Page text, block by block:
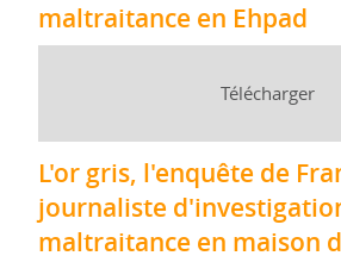
maltraitance en Ehpad
Télécharger
L'or gris, l'enquête de
journaliste
maltraitance en maison